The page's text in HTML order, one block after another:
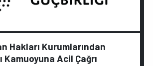
Hakları Kurumlarından
Kamuoyuna Acil Çağrı